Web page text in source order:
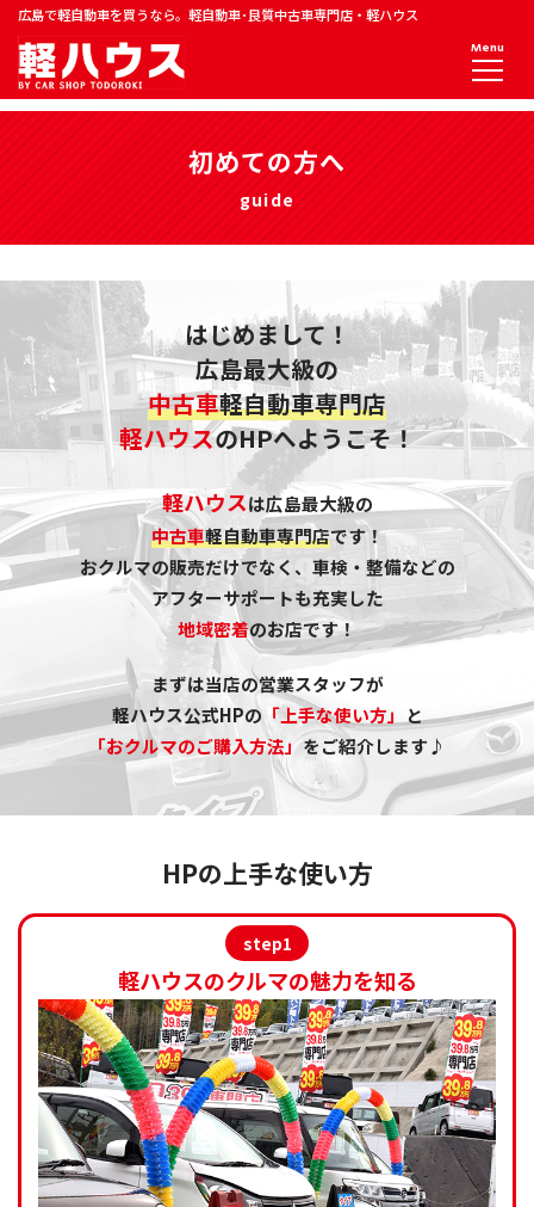
広島で軽自動車を買うなら。軽自動車･良質中古車専門店・軽ハウス
Menu
初めての方へ
guide
はじめまして！
広島最大級の
中古車軽自動車専門店
軽ハウスのHPへようこそ！
軽ハウスは広島最大級の
中古車軽自動車専門店です！
おクルマの販売だけでなく、車検・整備などの
アフターサポートも充実した
地域密着のお店です！
まずは当店の営業スタッフが
軽ハウス公式HPの「上手な使い方」
と
「おクルマのご購入方法」をご紹介します♪
HPの上手な使い方
step1
軽ハウスのクルマの魅力を知る